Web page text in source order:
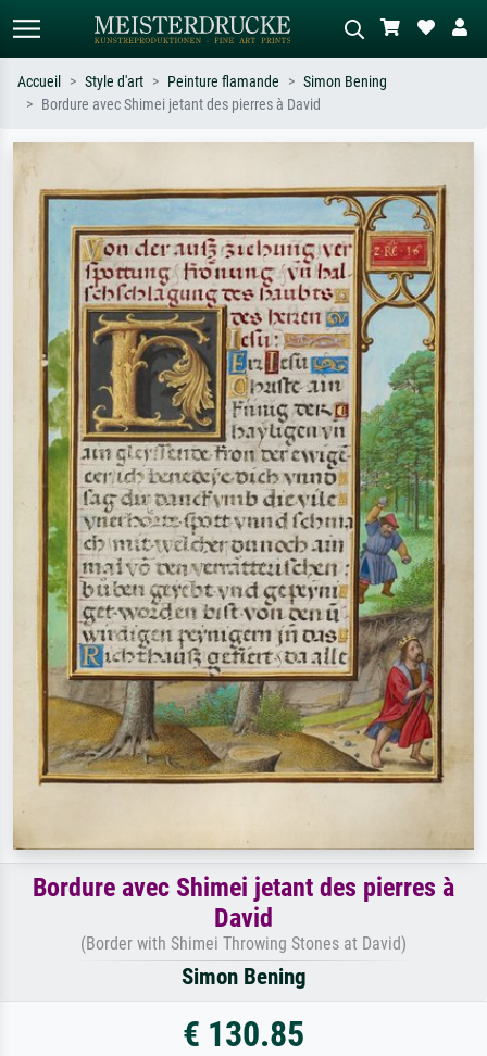
impressionnisme, vague de Hokusai,
nu.
abstrait avec beaucoup de rouge,
tableau sombre, nu debout près d'un
arbre.
Accueil Style d'art Peinture flamande
Simon Bening
Bordure avec Shimei jetant des pierres à David
Bordure avec Shimei jetant des pierres à
David
(Border with Shimei Throwing Stones at David)
Simon Bening
€ 130.85